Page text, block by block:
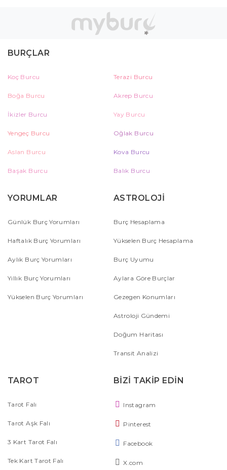
BURÇLAR
Koç Burcu Terazi Burcu
Boğa Burcu Akrep Burcu
İkizler Burcu Yay Burcu
Yengeç Burcu Oğlak Burcu
Aslan Burcu Kova Burcu
Başak Burcu Balık Burcu
YORUMLAR
Günlük Burç Yorumları
Haftalık Burç Yorumları
Aylık Burç Yorumları
Yıllık Burç Yorumları
Yükselen Burç Yorumları
ASTROLOJİ
Burç Hesaplama
Yükselen Burç Hesaplama
Burç Uyumu
Aylara Göre Burçlar
Gezegen Konumları
Astroloji Gündemi
Doğum Haritası
Transit Analizi
TAROT
Tarot Falı
Tarot Aşk Falı
3 Kart Tarot Falı
Tek Kart Tarot Falı
BİZİ TAKİP EDİN
Instagram
Pinterest
Facebook
X.com